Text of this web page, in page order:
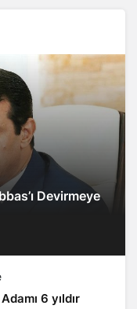
Devirmeye
6 yıldır